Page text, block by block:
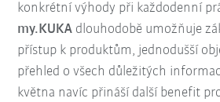
konkrétní výhody při každodenní
my.KUKA dlouhodobě umožňuje
přístup k produktům, jednodušší
přehled o všech důležitých
května navíc přináší další benefit